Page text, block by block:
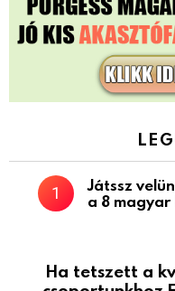
Játssz
a 8 magyar
Ha tetszett a